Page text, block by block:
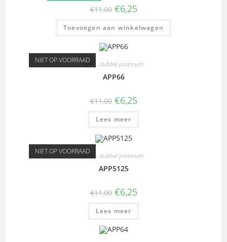
€11,00 €6,25
Toevoegen aan winkelwagen
NIET OP VOORRAADAPP - dubbel platinum
APP66
€11,00 €6,25
Lees meer
NIET OP VOORRAADAPP - dubbel platinum
APP5125
€11,00 €6,25
Lees meer